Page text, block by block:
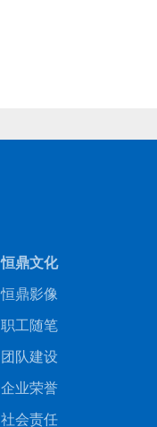
恒鼎文化
恒鼎影像
职工随笔
团队建设
企业荣誉
社会责任